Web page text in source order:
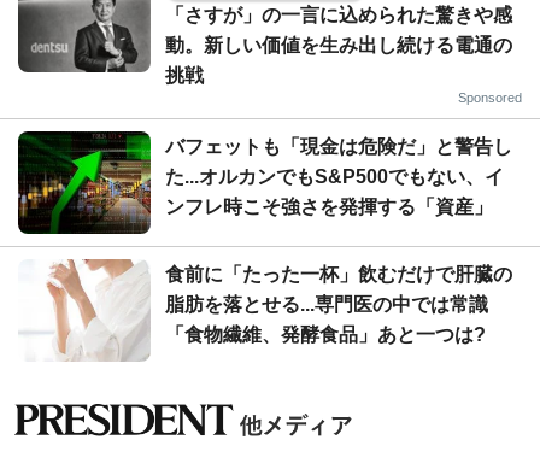
「さすが」の一言に込められた驚きや感
動。新しい価値を生み出し続ける電通の
挑戦
Sponsored
バフェットも「現金は危険だ」と警告し
た...オルカンでもS&P500でもない、イ
ンフレ時こそ強さを発揮する「資産」
食前に「たった一杯」飲むだけで肝臓の
脂肪を落とせる...専門医の中では常識
「食物繊維、発酵食品」あと一つは?